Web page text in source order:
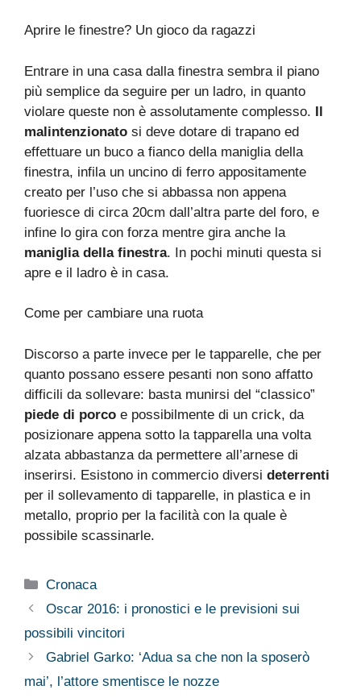
Aprire le finestre? Un gioco da ragazzi
Entrare in una casa dalla finestra sembra il piano
più semplice da seguire per un ladro, in quanto
violare queste non è assolutamente complesso. Il
malintenzionato si deve dotare di trapano ed
effettuare un buco a fianco della maniglia della
finestra, infila un uncino di ferro appositamente
creato per l’uso che si abbassa non appena
fuoriesce di circa 20cm dall’altra parte del foro, e
infine lo gira con forza mentre gira anche la
maniglia della finestra. In pochi minuti questa si
apre e il ladro è in casa.
Come per cambiare una ruota
Discorso a parte invece per le tapparelle, che per
quanto possano essere pesanti non sono affatto
difficili da sollevare: basta munirsi del “classico”
piede di porco e possibilmente di un crick, da
posizionare appena sotto la tapparella una volta
alzata abbastanza da permettere all’arnese di
inserirsi. Esistono in commercio diversi deterrenti
per il sollevamento di tapparelle, in plastica e in
metallo, proprio per la facilità con la quale è
possibile scassinarle.
Categorie
Cronaca
Oscar 2016: i pronostici e le previsioni sui
possibili vincitori
Gabriel Garko: ‘Adua sa che non la sposerò
mai’, l’attore smentisce le nozze